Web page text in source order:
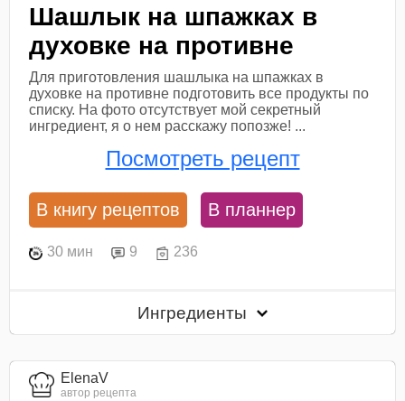
Шашлык на шпажках в
духовке на противне
Для приготовления шашлыка на шпажках в
духовке на противне подготовить все продукты по
списку. На фото отсутствует мой секретный
ингредиент, я о нем расскажу попозже! ...
Посмотреть рецепт
В книгу рецептов В планнер
30 мин 9 236
Ингредиенты
ElenaV
автор рецепта